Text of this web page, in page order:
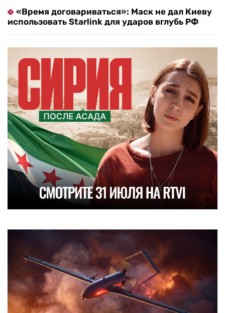
«Время договариваться»: Маск не дал Киеву
использовать Starlink для ударов вглубь РФ